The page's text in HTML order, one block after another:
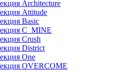
Architecture
Attitude
Basic
C_MINE
Crush
District
One
OVERCOME